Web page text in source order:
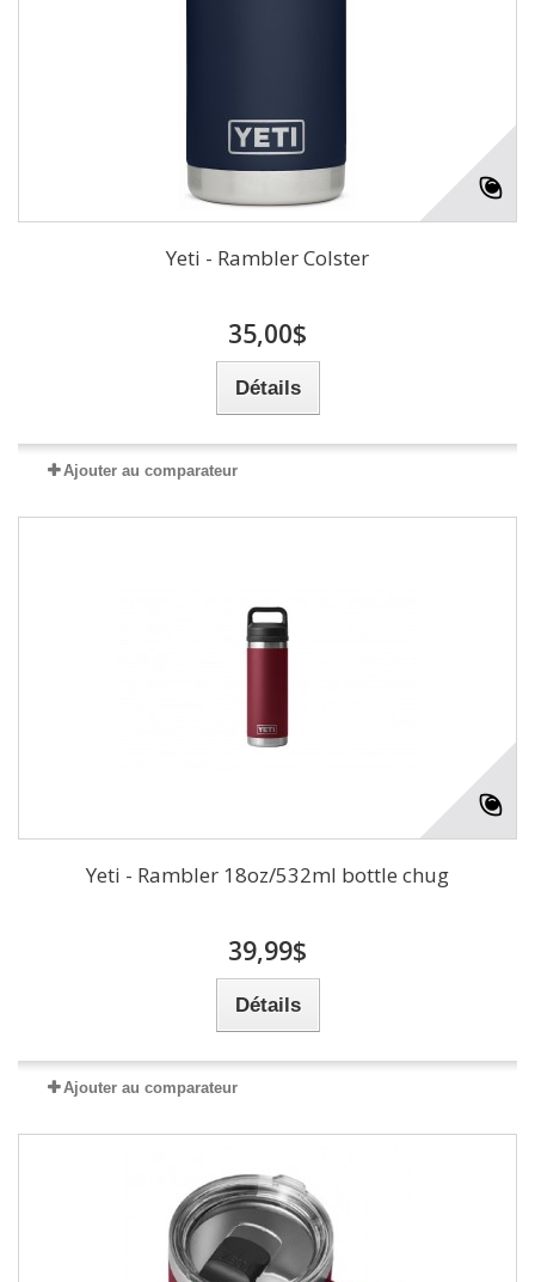
Yeti - Rambler Colster
35,00$
Détails
Ajouter au comparateur
Yeti - Rambler 18oz/532ml bottle chug
39,99$
Détails
Ajouter au comparateur